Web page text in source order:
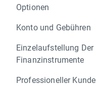
Optionen
Konto und Gebühren
Einzelaufstellung Der
Finanzinstrumente
Professioneller Kunde